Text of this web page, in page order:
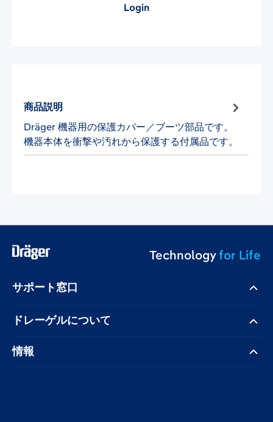
Login
商品説明
Dräger 機器用の保護カバー／ブーツ部品です。
機器本体を衝撃や汚れから保護する付属品です。
Technologyfor Life
サポート窓口
ドレーゲル​について
情報